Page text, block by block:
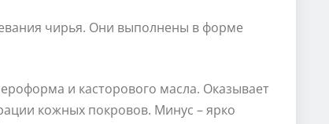
чирья. Они выполнены в форме
и касторового масла. Оказывает
кожных покровов. Минус – ярко